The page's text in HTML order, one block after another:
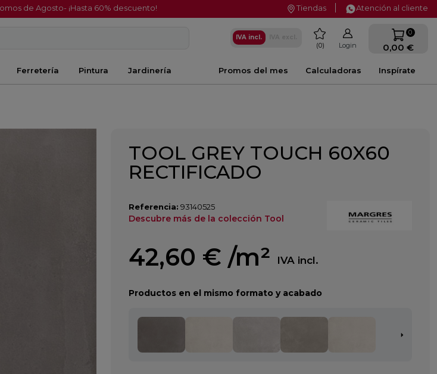
de Agosto- ¡Hasta 60% descuento! Tiendas Atención al cliente
IVA incl. favorite
0 Login
0
0,00 €
Ferretería Pintura Jardinería Inspírate
Calculadoras
Promos del mes
TOOL GREY TOUCH 60X60
RECTIFICADO
Referencia: 93140525
Descubre más de la colección Tool
42,60 € /m² IVA incl.
Productos en el mismo formato y acabado